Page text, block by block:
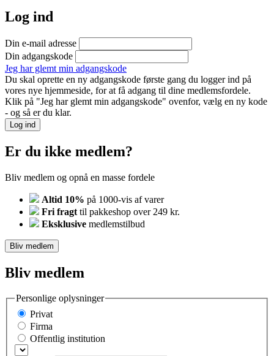
Log ind
Din e-mail adresse
Din adgangskode
Jeg har glemt min adgangskode
Du skal oprette en ny adgangskode første gang du logger ind på
vores nye hjemmeside, for at få adgang til dine medlemsfordele.
Klik på "Jeg har glemt min adgangskode" ovenfor, vælg en ny kode
- og så er du klar.
Log ind
Er du ikke medlem?
Bliv medlem og opnå en masse fordele
Altid 10% på 1000-vis af varer
Fri fragt til pakkeshop over 249 kr.
Eksklusive medlemstilbud
Bliv medlem
Bliv medlem
Personlige oplysninger
Privat
Firma
Offentlig institution